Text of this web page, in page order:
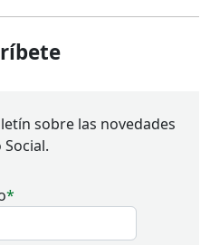
sobre las novedades